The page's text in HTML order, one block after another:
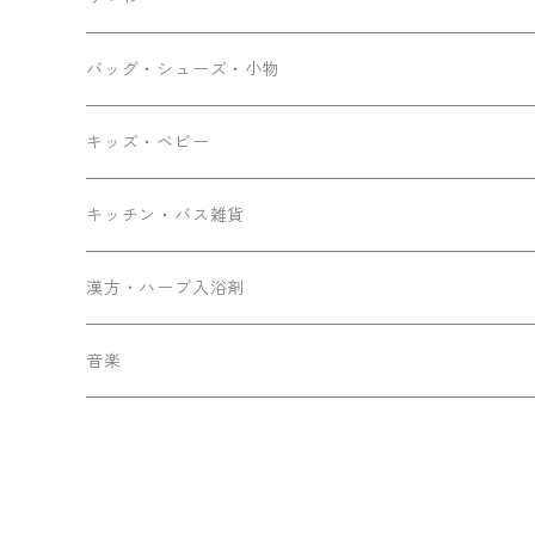
バッグ・シューズ・小物
キッズ・ベビー
キッチン・バス雑貨
漢方・ハーブ入浴剤
音楽